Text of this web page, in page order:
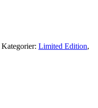
Kategorier: Limited Edition,